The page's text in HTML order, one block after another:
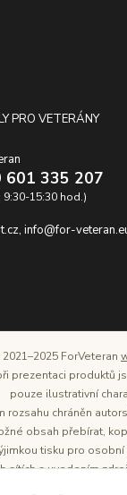
PRO VETERÁNY
601 335 207
9:30-15:30 hod.)
info@for-
ForVeteran
prezentaci produktů
pouze ilustrativní
rozsahu chráněn
obsah přebírat,
tisku pro
sítích s uvedením